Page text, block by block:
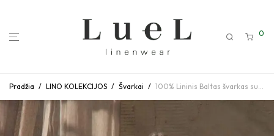
0
Pradžia / LINO KOLEKCIJOS / Švarkai / 100% Lininis Baltas švarkas su prakirpimais šonuose